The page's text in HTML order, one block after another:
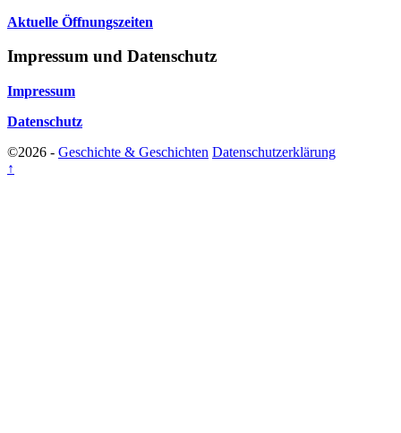
Aktuelle Öffnungszeiten
Impressum und Datenschutz
Impressum
Datenschutz
©2026 - Geschichte & Geschichten Datenschutzerklärung
↑